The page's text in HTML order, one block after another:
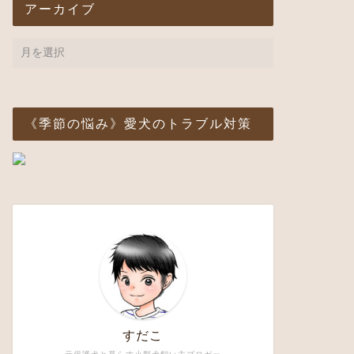
アーカイブ
《季節の悩み》愛犬のトラブル対策
すだこ